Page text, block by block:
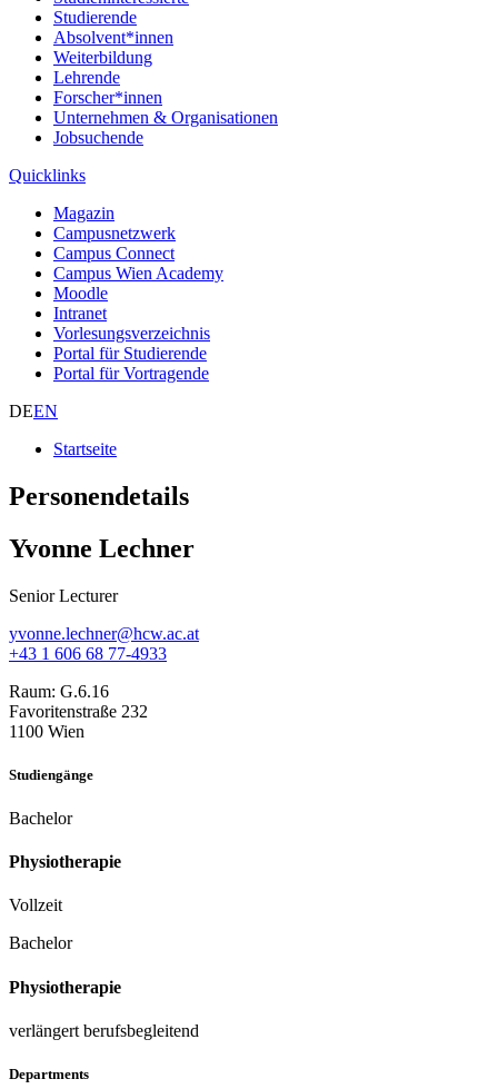
Studierende
Absolvent*innen
Weiterbildung
Lehrende
Forscher*innen
Unternehmen & Organisationen
Jobsuchende
Quicklinks
Magazin
Campusnetzwerk
Campus Connect
Campus Wien Academy
Moodle
Intranet
Vorlesungsverzeichnis
Portal für Studierende
Portal für Vortragende
DEEN
Startseite
Personendetails
Yvonne Lechner
Senior Lecturer
yvonne.lechner@hcw.ac.at
+43 1 606 68 77-4933
Raum: G.6.16
Favoritenstraße 232
1100 Wien
Studiengänge
Bachelor
Physiotherapie
Vollzeit
Bachelor
Physiotherapie
verlängert berufsbegleitend
Departments